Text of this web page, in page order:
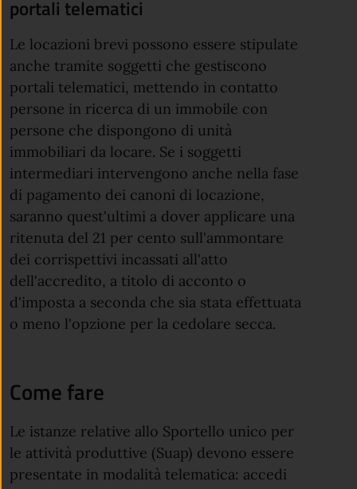
portali telematici
Le locazioni brevi possono essere stipulate
anche tramite soggetti che gestiscono
portali telematici, mettendo in contatto
persone in ricerca di un immobile con
persone che dispongono di unità
immobiliari da locare. Se i soggetti
intermediari intervengono anche nella fase
di pagamento dei canoni di locazione,
saranno quest'ultimi a dover applicare una
ritenuta del 21 per cento sull'ammontare
dei corrispettivi incassati all'atto
dell'accredito, a titolo di acconto o
d'imposta a seconda che sia stata effettuata
o meno l'opzione per la cedolare secca.
Come fare
Le istanze relative allo Sportello unico per
le attività produttive (Suap) devono essere
presentate in modalità telematica: accedi